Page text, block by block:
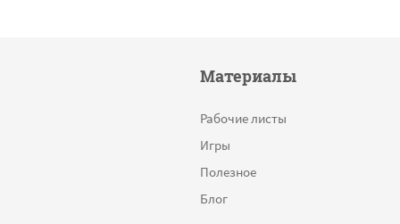
Материалы
Рабочие листы
Игры
Полезное
Блог